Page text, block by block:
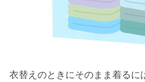
衣替えのときにそのまま着るに